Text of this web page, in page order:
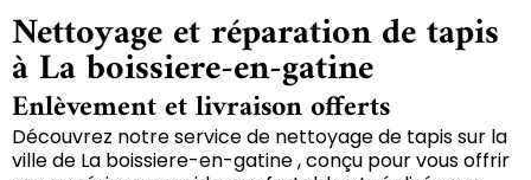
Nettoyage et réparation de tapis
à La boissiere-en-gatine
Enlèvement et livraison offerts
Découvrez notre service de nettoyage de tapis sur la
ville de La boissiere-en-gatine , conçu pour vous offrir